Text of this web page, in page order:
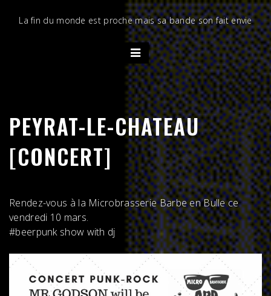
La fin du monde est proche mais sa bande son fait envie
PEYRAT-LE-CHATEAU
[CONCERT]
Rendez-vous à la Microbrasserie Barbe en Bulle ce
vendredi 10 mars.
#beerpunk show with dj